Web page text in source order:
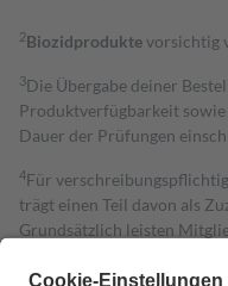
2Biozidproduktevorsichtig
3Die Übergabe deiner
Produktverfügbarkeit
Dauer der Prüfungen
4Für
trägt einen Teil davon als
Grundsätzlich leisten
Diese Regeln gelten